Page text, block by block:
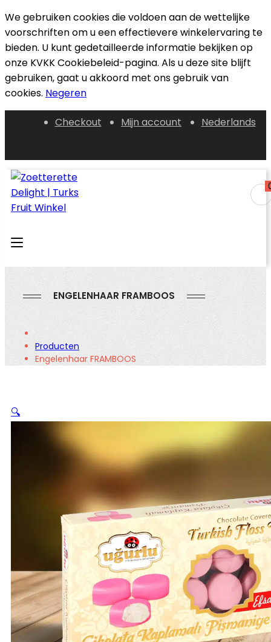
We gebruiken cookies die voldoen aan de wettelijke
voorschriften om u een effectievere winkelervaring te
bieden. U kunt gedetailleerde informatie bekijken op
onze KVKK Cookiebeleid-pagina. Als u deze site blijft
gebruiken, gaat u akkoord met ons gebruik van
cookies. Negeren
Checkout Mijn account Nederlands
ENGELENHAAR FRAMBOOS
Producten
Engelenhaar FRAMBOOS
🔍